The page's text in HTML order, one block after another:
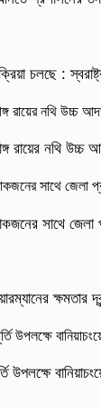
চলছে :
রায়ের নথি উচ্চ
সাথে
উপলক্ষে